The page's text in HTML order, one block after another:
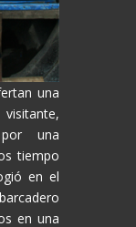
una
una
tiempo
en el
en una